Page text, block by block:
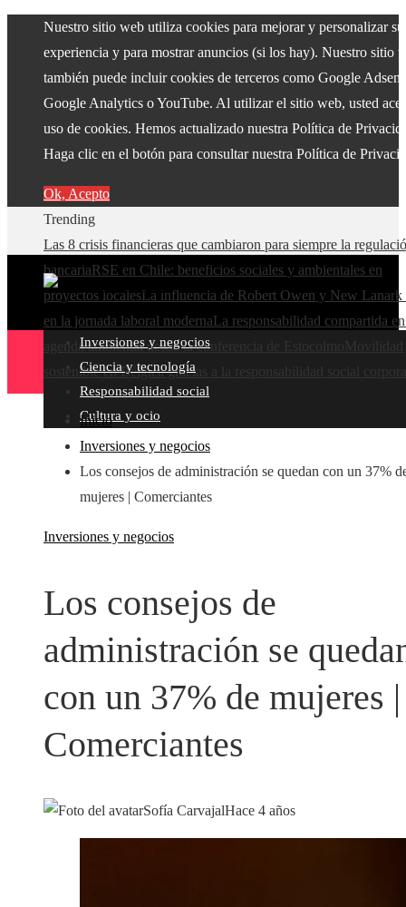
Nuestro sitio web utiliza cookies para mejorar y personalizar su
experiencia y para mostrar anuncios (si los hay). Nuestro sitio
también puede incluir cookies de terceros como Google
Google Analytics o YouTube. Al utilizar el sitio web, usted
uso de cookies. Hemos actualizado nuestra Política de
Haga clic en el botón para consultar nuestra Política de
Ok, Acepto
Trending
Las 8 crisis financieras que cambiaron para siempre la
bancariaRSE en Chile: beneficios sociales y ambientales en
proyectos localesLa influencia de Robert Owen y New
en la jornada laboral modernaLa responsabilidad compartida
agenda ambiental desde la conferencia de Estocolmo
sostenible en Bélgica gracias a la responsabilidad social
Inversiones y negocios
Ciencia y tecnología
Responsabilidad social
Cultura y ocio
Inicio
Inversiones y negocios
Los consejos de administración se quedan con un 37%
mujeres | Comerciantes
Inversiones y negocios
Los consejos de
administración se
con un 37% de mujeres |
Comerciantes
Sofía CarvajalHace 4 años